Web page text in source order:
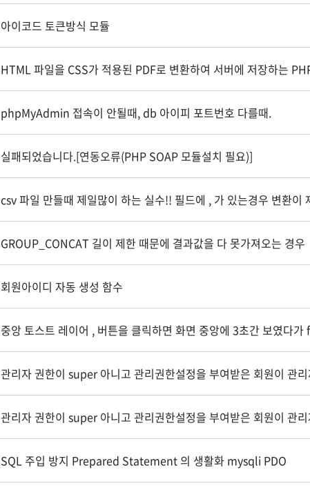
아이코드 토큰방식 모듈
HTML 파일을 CSS가 적용된 PDF로 변환하여 서버에 저장하는
phpMyAdmin 접속이 안될때, db 아이피 포트번호 다를때.
실패되었습니다.[연동오류(PHP SOAP 모듈설치 필요)]
csv 파일 만들때 제일많이 하는 실수!! 필드에 , 가 있
GROUP_CONCAT 길이 제한 때문에 결과값을 다 못가져오는 경우
회원아이디 자동 생성 함수
중앙 토스트 레이어 , 버튼을 클릭하면 화면 중앙에 3초간 보였다
관리자 권한이 super 아니고 관리권한설정을 부여받은 회원이 관
관리자 권한이 super 아니고 관리권한설정을 부여받은 회원이 관
SQL 주입 방지 Prepared Statement 의 생활화 mysqli PDO